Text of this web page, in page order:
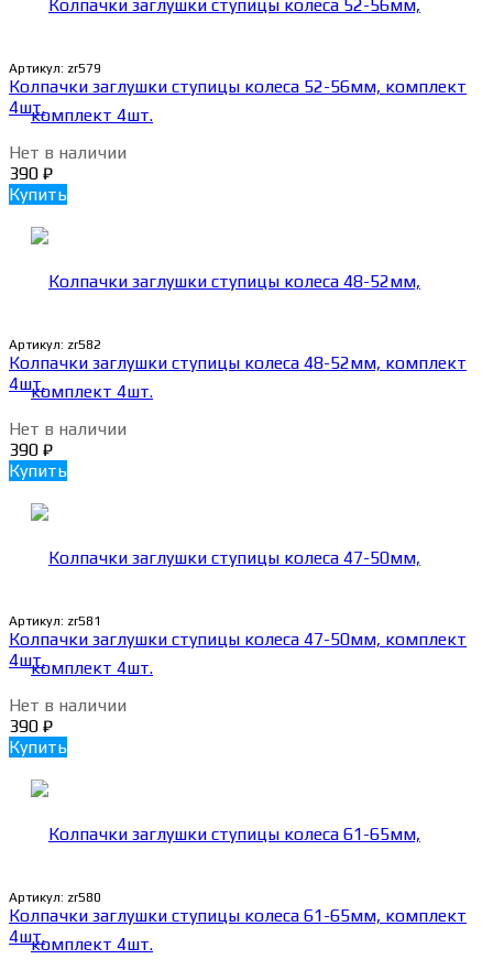
Артикул: zr579
Колпачки заглушки ступицы колеса 52-56мм, комплект
4шт.
Нет в наличии
390 ₽
Купить
Артикул: zr582
Колпачки заглушки ступицы колеса 48-52мм, комплект
4шт.
Нет в наличии
390 ₽
Купить
Артикул: zr581
Колпачки заглушки ступицы колеса 47-50мм, комплект
4шт.
Нет в наличии
390 ₽
Купить
Артикул: zr580
Колпачки заглушки ступицы колеса 61-65мм, комплект
4шт.